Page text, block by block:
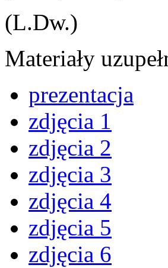
(L.Dw.)
Materiały
prezentacja
zdjęcia 1
zdjęcia 2
zdjęcia 3
zdjęcia 4
zdjęcia 5
zdjęcia 6